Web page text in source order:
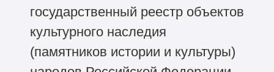
государственный реестр объектов
культурного наследия
(памятников истории и культуры)